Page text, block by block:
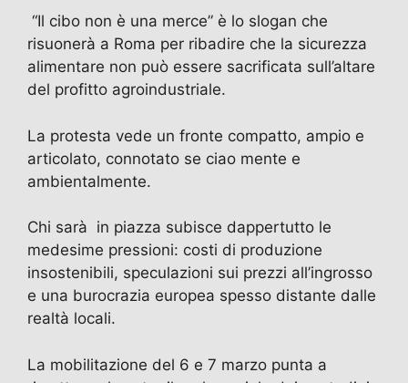
“Il cibo non è una merce” è lo slogan che
risuonerà a Roma per ribadire che la sicurezza
alimentare non può essere sacrificata sull’altare
del profitto agroindustriale.
La protesta vede un fronte compatto, ampio e
articolato, connotato se ciao mente e
ambientalmente.
Chi sarà in piazza subisce dappertutto le
medesime pressioni: costi di produzione
insostenibili, speculazioni sui prezzi all’ingrosso
e una burocrazia europea spesso distante dalle
realtà locali.
La mobilitazione del 6 e 7 marzo punta a